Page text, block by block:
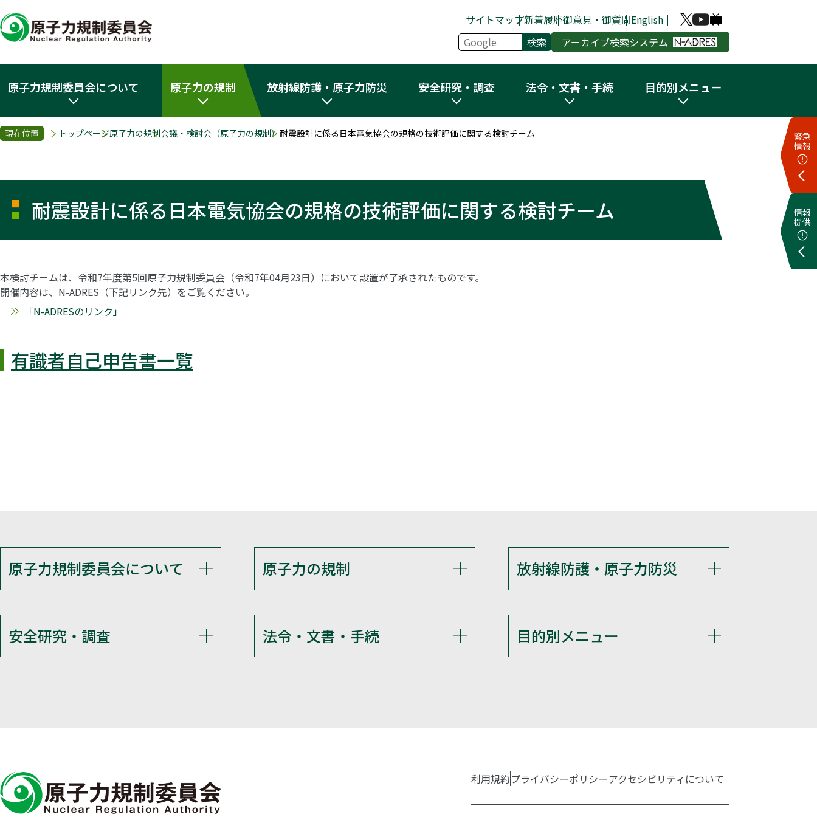
サイトマップ新着履歴御意見・御質問English
アーカイブ検索システム
原子力規制委員会について 原子力の規制 放射線防護・原子力防災 安全研究・調査 法令・文書・手続 目的別メニュー
緊急
情報
情報
提供
現在位置 トップページ原子力の規制会議・検討会（原子力の規制） 耐震設計に係る日本電気協会の規格の技術評価に関する検討チーム
耐震設計に係る日本電気協会の規格の技術評価に関する検討チーム
本検討チームは、令和7年度第5回原子力規制委員会（令和7年04月23日）において設置が了承されたものです。
開催内容は、N-ADRES（下記リンク先）をご覧ください。
「N-ADRESのリンク」
有識者自己申告書一覧
原子力規制委員会について 原子力の規制 放射線防護・原子力防災
安全研究・調査 法令・文書・手続 目的別メニュー
利用規約プライバシーポリシーアクセシビリティについて